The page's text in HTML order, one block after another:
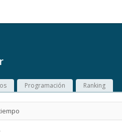
Programación Ranking